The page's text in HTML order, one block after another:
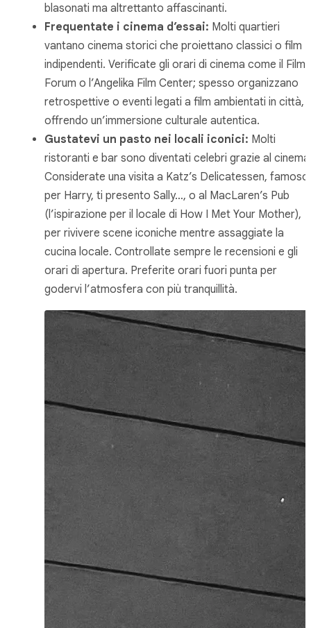
blasonati ma altrettanto affascinanti.
Frequentate i cinema d’essai: Molti quartieri
vantano cinema storici che proiettano classici o film
indipendenti. Verificate gli orari di cinema come il Film
Forum o l’Angelika Film Center; spesso organizzano
retrospettive o eventi legati a film ambientati in città,
offrendo un’immersione culturale autentica.
Gustatevi un pasto nei locali iconici: Molti
ristoranti e bar sono diventati celebri grazie al
Considerate una visita a Katz’s Delicatessen, famoso
per Harry, ti presento Sally…, o al MacLaren’s Pub
(l’ispirazione per il locale di How I Met Your Mother),
per rivivere scene iconiche mentre assaggiate la
cucina locale. Controllate sempre le recensioni e gli
orari di apertura. Preferite orari fuori punta per
godervi l’atmosfera con più tranquillità.